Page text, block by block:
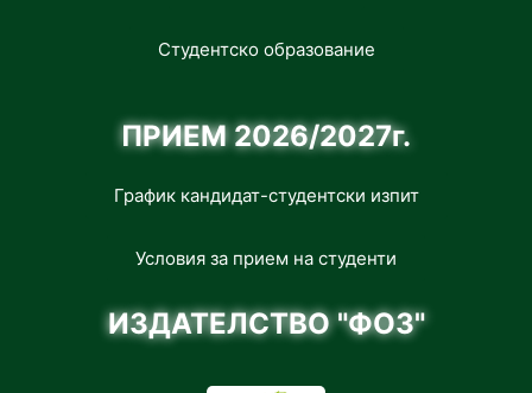
Студентско образование
ПРИЕМ 2026/2027г.
График кандидат-студентски изпит
Условия за прием на студенти
ИЗДАТЕЛСТВО "ФОЗ"